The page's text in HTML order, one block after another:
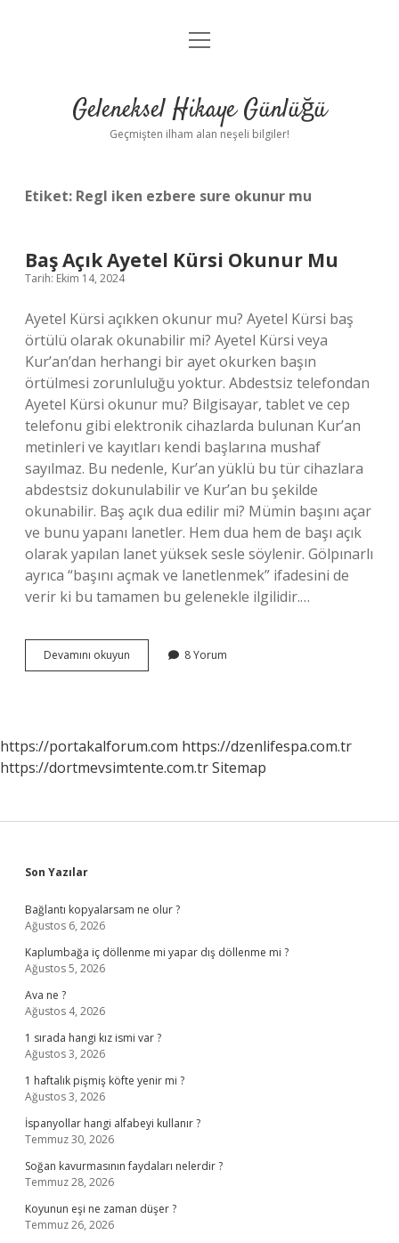
Anasayfa
Yasal Uyarı
menüyü
Geleneksel Hikaye Günlüğü
Geçmişten ilham alan neşeli bilgiler!
Etiket: Regl iken ezbere sure okunur mu
Baş Açık Ayetel Kürsi Okunur Mu
Tarih: Ekim 14, 2024
Ayetel Kürsi açıkken okunur mu? Ayetel Kürsi baş
örtülü olarak okunabilir mi? Ayetel Kürsi veya
Kur’an’dan herhangi bir ayet okurken başın
örtülmesi zorunluluğu yoktur. Abdestsiz telefondan
Ayetel Kürsi okunur mu? Bilgisayar, tablet ve cep
telefonu gibi elektronik cihazlarda bulunan Kur’an
metinleri ve kayıtları kendi başlarına mushaf
sayılmaz. Bu nedenle, Kur’an yüklü bu tür cihazlara
abdestsiz dokunulabilir ve Kur’an bu şekilde
okunabilir. Baş açık dua edilir mi? Mümin başını açar
ve bunu yapanı lanetler. Hem dua hem de başı açık
olarak yapılan lanet yüksek sesle söylenir. Gölpınarlı
ayrıca “başını açmak ve lanetlenmek” ifadesini de
verir ki bu tamamen bu gelenekle ilgilidir.…
Devamını okuyun
Açık
8 Yorum
https://portakalforum.com https://dzenlifespa.com.tr
https://dortmevsimtente.com.trSitemap
Sidebar
Son Yazılar
Bağlantı kopyalarsam ne olur ?
Ağustos 6, 2026
Kaplumbağa iç döllenme mi yapar dış döllenme mi ?
Ağustos 5, 2026
Ava ne ?
Ağustos 4, 2026
1 sırada hangi kız ismi var ?
Ağustos 3, 2026
1 haftalık pişmiş köfte yenir mi ?
Ağustos 3, 2026
İspanyollar hangi alfabeyi kullanır ?
Temmuz 30, 2026
Soğan kavurmasının faydaları nelerdir ?
Temmuz 28, 2026
Koyunun eşi ne zaman düşer ?
Temmuz 26, 2026